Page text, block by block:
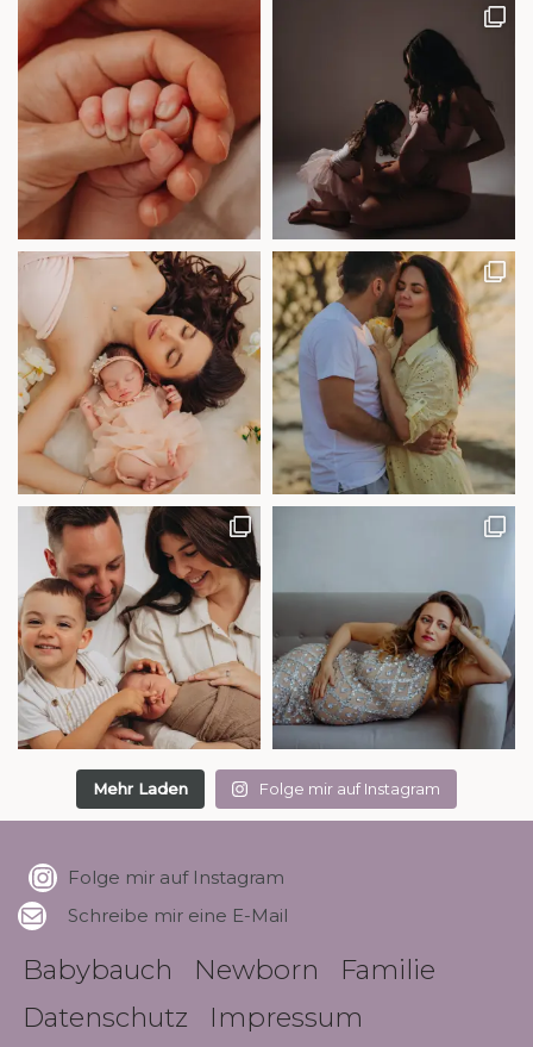
Mehr Laden Folge mir auf Instagram
Folge mir auf Instagram
Schreibe mir eine E-Mail
Babybauch Newborn
Familie
Datenschutz
Impressum